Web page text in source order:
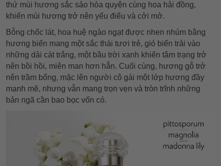
thứ mùi hương sắc sảo hòa quyện cùng hoa hải đồng,
khiến mùi hương trở nên yểu điểu và cởi mở.
Bỗng chốc lát, hoa huệ ngào ngạt được nhen nhúm bằng
hương biển mang một sắc thái tươi trẻ, gió biển trải vào
những dải cát trắng, một bầu trời xanh khiến tâm trạng trở
nên bồi hồi, miên man hơn hẳn. Cuối cùng, hương gỗ trở
nên trầm bổng, mặc lên người cô gái một lớp hương đầy
mạnh mẽ, nhưng vẫn mang trọn vẹn và tròn trĩnh những
bản ngã cần bao bọc vốn có.